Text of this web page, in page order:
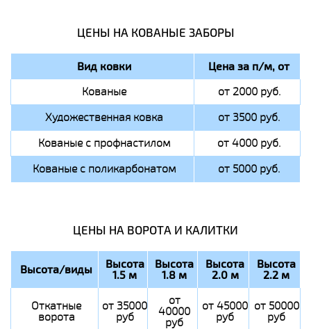
ЦЕНЫ НА КОВАНЫЕ ЗАБОРЫ
Вид ковки Цена за п/м, от
Кованые
от 2000 руб.
Художественная ковка
от 3500 руб.
Кованые с профнастилом
от 4000 руб.
Кованые с поликарбонатом
от 5000 руб.
ЦЕНЫ НА ВОРОТА И КАЛИТКИ
Высота/виды Высота
1.5 м
Высота
1.8 м
Высота
2.0 м
Высота
2.2 м
Откатные
ворота
от 35000
руб
от
40000
руб
от 45000
руб
от 50000
руб